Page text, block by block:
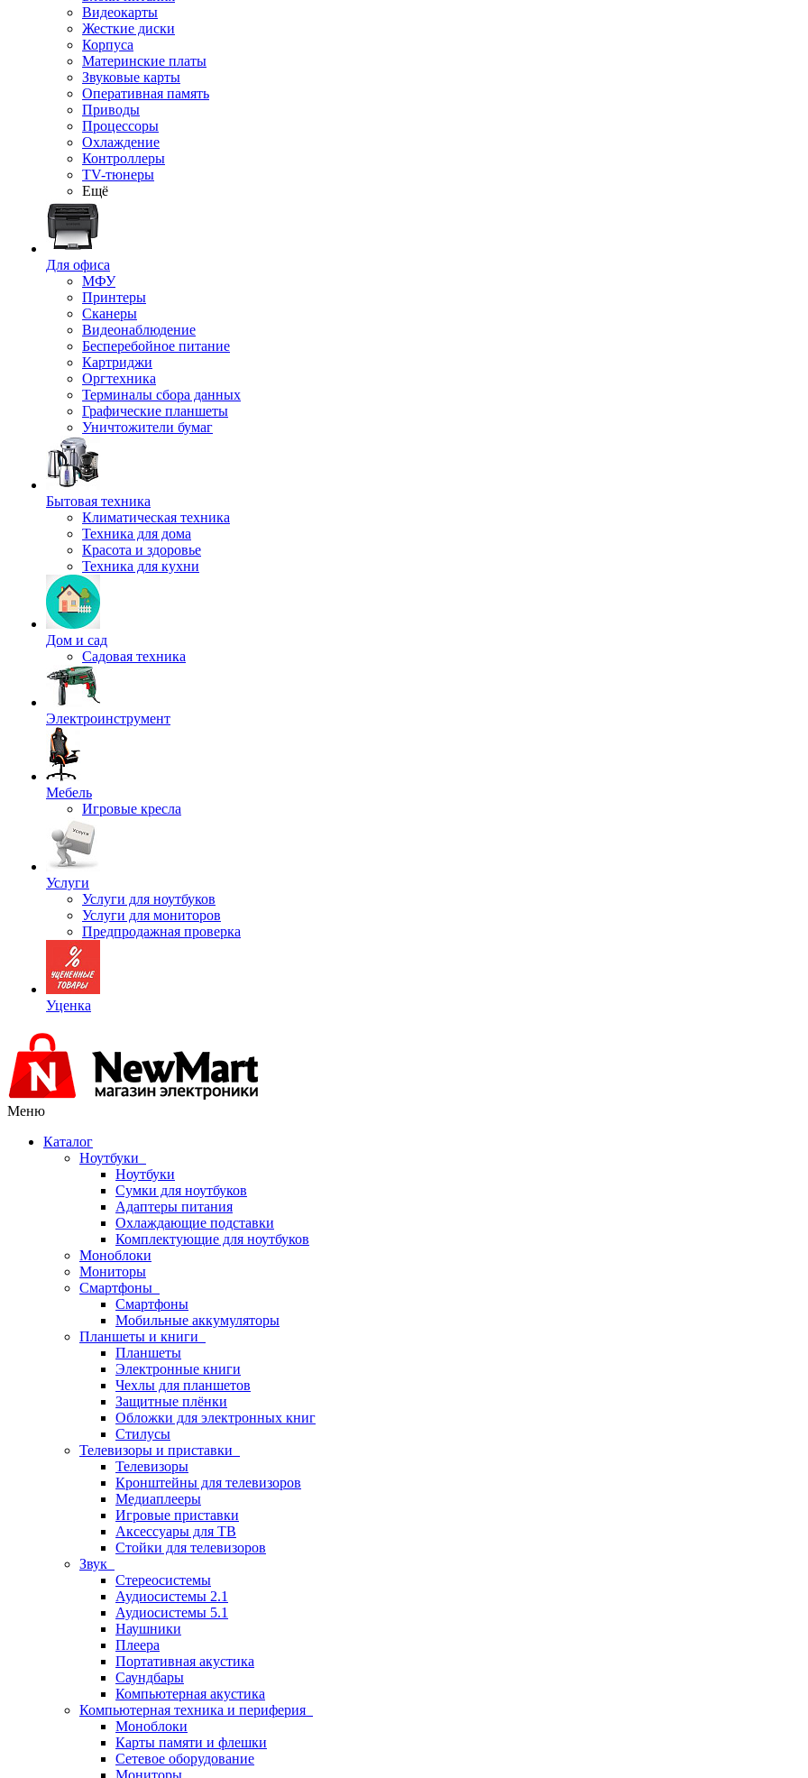
Видеокарты
Жесткие диски
Корпуса
Материнские платы
Звуковые карты
Оперативная память
Приводы
Процессоры
Охлаждение
Контроллеры
TV-тюнеры
Ещё
Для офиса
МФУ
Принтеры
Сканеры
Видеонаблюдение
Бесперебойное питание
Картриджи
Оргтехника
Терминалы сбора данных
Графические планшеты
Уничтожители бумаг
Бытовая техника
Климатическая техника
Техника для дома
Красота и здоровье
Техника для кухни
Дом и сад
Садовая техника
Электроинструмент
Мебель
Игровые кресла
Услуги
Услуги для ноутбуков
Услуги для мониторов
Предпродажная проверка
Уценка
Меню
Каталог
Ноутбуки
Ноутбуки
Сумки для ноутбуков
Адаптеры питания
Охлаждающие подставки
Комплектующие для ноутбуков
Моноблоки
Мониторы
Смартфоны
Смартфоны
Мобильные аккумуляторы
Планшеты и книги
Планшеты
Электронные книги
Чехлы для планшетов
Защитные плёнки
Обложки для электронных книг
Стилусы
Телевизоры и приставки
Телевизоры
Кронштейны для телевизоров
Медиаплееры
Игровые приставки
Аксессуары для ТВ
Стойки для телевизоров
Звук
Стереосистемы
Аудиосистемы 2.1
Аудиосистемы 5.1
Наушники
Плеера
Портативная акустика
Саундбары
Компьютерная акустика
Компьютерная техника и периферия
Моноблоки
Карты памяти и флешки
Сетевое оборудование
Мониторы